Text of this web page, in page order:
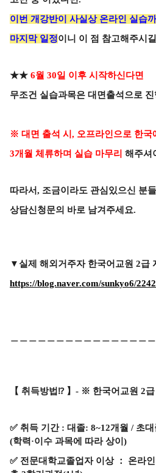
이번 개강반이 사실상 온라인 실습
마지막 일정이니 이 점 참고해주시
★★ 6월 30일 이후 시작하신다면
무조건 실습과목은 대면출석으로
※ 대면 출석 시, 오프라인으로 한국
3개월 체류하며 실습 마무리 해주셔
따라서, 조금이라도 관심있으신 분
상담신청문의 바로 남겨주세요.
▼실제 해외거주자 한국어교원 2급
https://blog.naver.com/sunkyo6/
【 취득방법⁉️】- ※ 한국어교원 2
✅ 취득 기간 : 대졸: 8~12개월 / 초
(학력·이수 과목에 따라 상이)
✅ 전문대학교졸업자 이상 ： 온라